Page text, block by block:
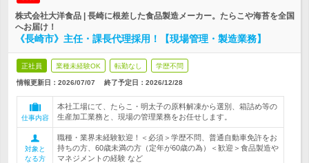
株式会社大洋食品 | 長崎に根差した食品製造メーカー。たらこや海苔を全国
へお届け！
《長崎市》主任・課長代理採用！【現場管理・製造業務】
正社員 業種未経験OK 転勤なし 学歴不問
情報更新日：2026/07/07 終了予定日： 2026/12/28
仕事内容
本社工場にて、たらこ・明太子の原料解凍から選別、箱詰め等の
生産加工業務と、現場の管理業務をお任せします。
対象と
なる方
職種・業界未経験歓迎！＜必須＞学歴不問、普通自動車免許をお
持ちの方、60歳未満の方（定年が60歳の為）＜歓迎＞食品製造や
マネジメントの経験 など